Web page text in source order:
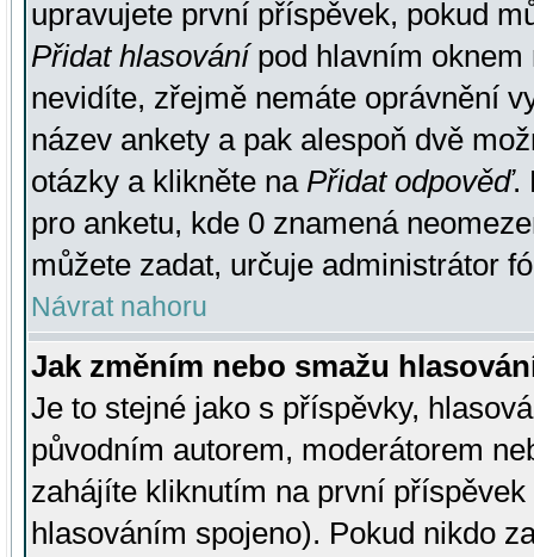
upravujete první příspěvek, pokud
Přidat hlasovánípod hlavním oknem
nevidíte, zřejmě nemáte oprávnění
název ankety a pak alespoň dvě
otázky a klikněte na Přidat odpověď.
pro anketu, kde 0 znamená
můžete zadat, určuje administrátor
Návrat nahoru
Jak změním nebo smažu
Je to stejné jako s příspěvky,
původním autorem, moderátorem
zahájíte kliknutím na první
hlasováním spojeno). Pokud nikdo